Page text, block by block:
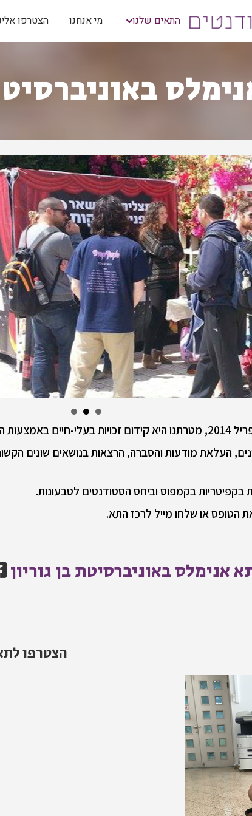
התאים שלנו מי אנחנו הצטרפו
בקמפוס.
העלאת מודעות והסברה, הרצאות בנושאים שונים
בקפיטריות בקמפוס וביחס הסטודנטים לטבעונות.
הטופס או שלחו מייל לרכז התא.
אנימלס באוניברסיטת בן גוריון
הצטרפו